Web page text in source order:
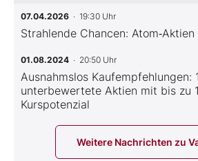
07.04.2026 · 19:30 Uhr
Strahlende Chancen:
01.08.2024 · 20:50 Uhr
Ausnahmslos Kaufempfehlungen:
unterbewertete Aktien mit bis zu
Kurspotenzial
Weitere Nachrichten zu